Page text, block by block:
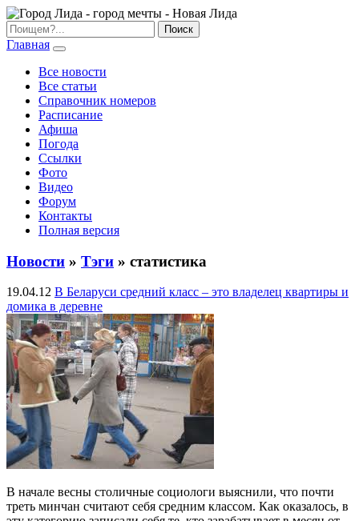
Главная
Все новости
Все статьи
Справочник номеров
Расписание
Афиша
Погода
Ссылки
Фото
Видео
Форум
Контакты
Полная версия
Новости » Тэги » статистика
19.04.12 В Беларуси средний класс – это владелец квартиры и
домика в деревне
В начале весны столичные социологи выяснили, что почти
треть минчан считают себя средним классом. Как оказалось, в